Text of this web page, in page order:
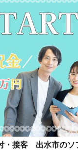
接客 出水市のソ